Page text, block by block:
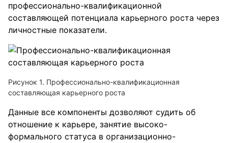
профессионально-квалификационной
составляющей потенциала карьерного роста через
личностные показатели.
Рисунок 1. Профессионально-квалификационная
составляющая карьерного роста
Данные все компоненты дозволяют судить об
отношение к карьере, занятие высоко-
формального статуса в организационно-